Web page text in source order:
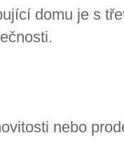
domu je s
nebo